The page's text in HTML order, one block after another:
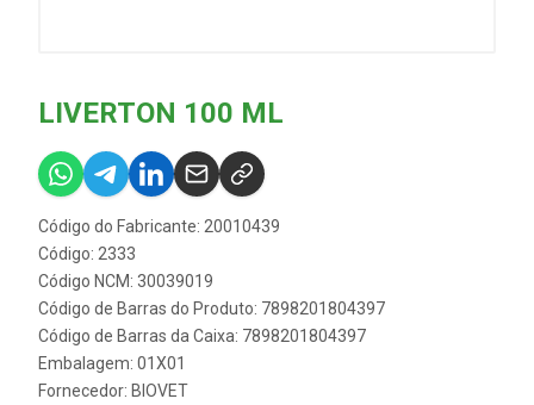
LIVERTON 100 ML
Código do Fabricante: 20010439
Código: 2333
Código NCM: 30039019
Código de Barras do Produto: 7898201804397
Código de Barras da Caixa: 7898201804397
Embalagem: 01X01
Fornecedor: BIOVET